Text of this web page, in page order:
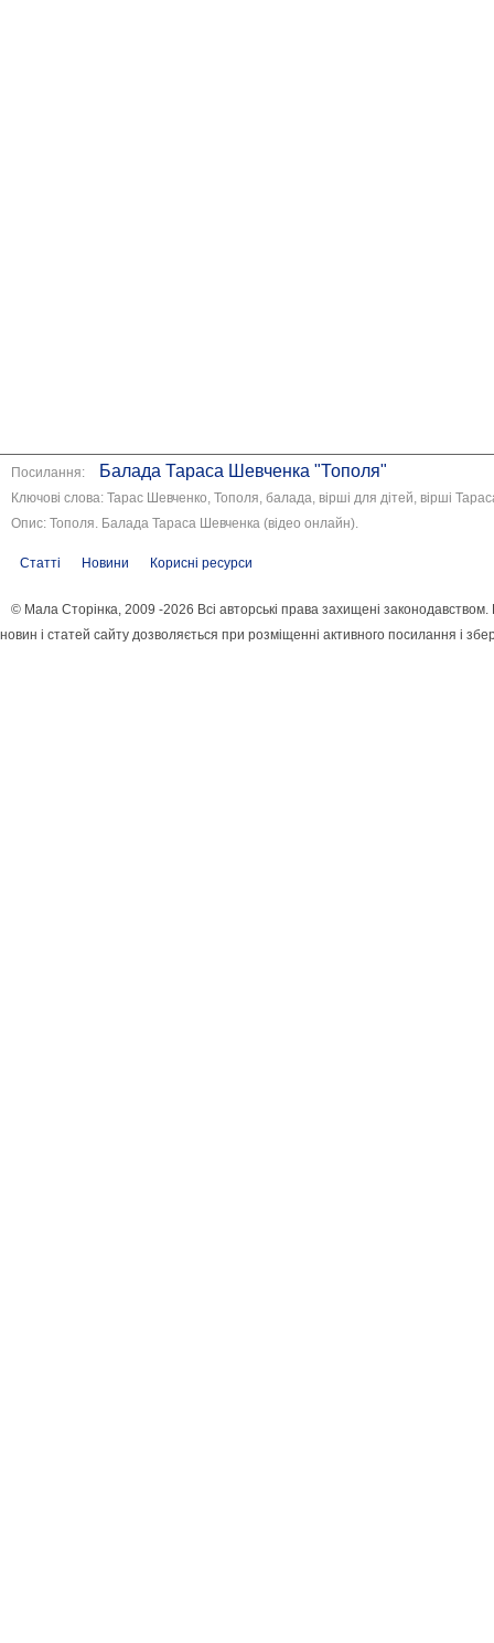
Посилання: Балада Тараса Шевченка "Тополя"
Ключові слова: Тарас Шевченко, Тополя, балада, вірші для дітей, вірші
Опис: Тополя. Балада Тараса Шевченка (відео онлайн).
Статті Новини Корисні ресурси
© Мала Сторінка, 2009 -2026 Всі авторські права захищені
новин і статей сайту дозволяється при розміщенні активного посилання і